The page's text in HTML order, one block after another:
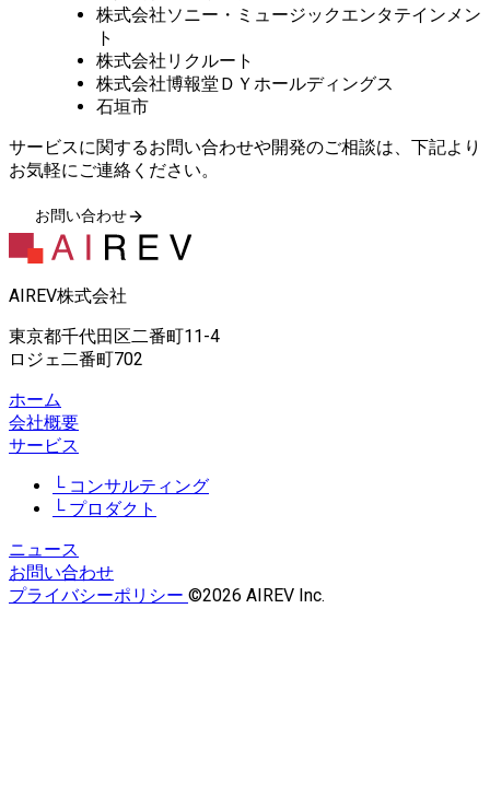
株式会社ソニー・ミュージックエンタテインメン
ト
株式会社リクルート
株式会社博報堂ＤＹホールディングス
石垣市
サービスに関するお問い合わせや開発のご相談は、下記より
お気軽にご連絡ください。
お問い合わせ
AIREV株式会社
東京都千代田区二番町11-4
ロジェ二番町702
ホーム
会社概要
サービス
コンサルティング
プロダクト
ニュース
お問い合わせ
プライバシーポリシー ©2026 AIREV Inc.